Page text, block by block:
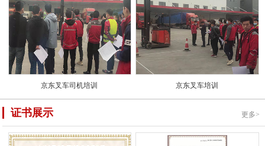
京东叉车司机培训 京东叉车培训
证书展示 更多>